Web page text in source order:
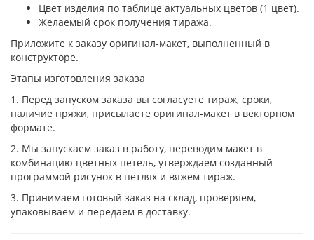
Цвет изделия по таблице актуальных цветов (1 цвет).
Желаемый срок получения тиража.
Приложите к заказу оригинал-макет, выполненный в
конструкторе.
Этапы изготовления заказа
1. Перед запуском заказа вы согласуете тираж, сроки,
наличие пряжи, присылаете оригинал-макет в векторном
формате.
2. Мы запускаем заказ в работу, переводим макет в
комбинацию цветных петель, утверждаем созданный
программой рисунок в петлях и вяжем тираж.
3. Принимаем готовый заказ на склад, проверяем,
упаковываем и передаем в доставку.